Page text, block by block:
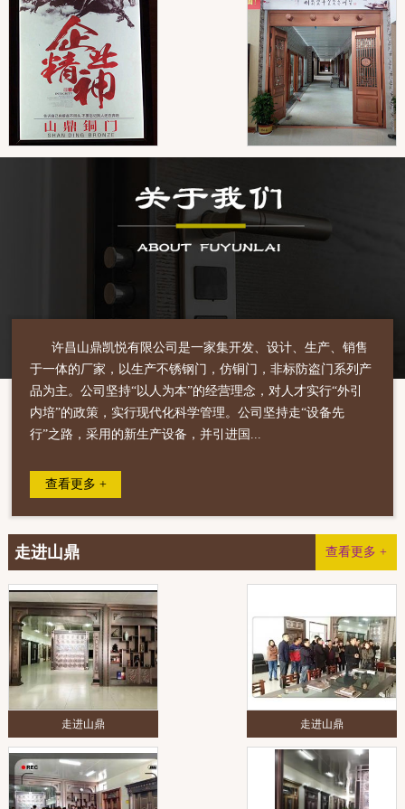
许昌山鼎凯悦有限公司是一家集开发、设计、生产、销售
于一体的厂家，以生产不锈钢门，仿铜门，非标防盗门系列产
品为主。公司坚持“以人为本”的经营理念，对人才实行“外引
内培”的政策，实行现代化科学管理。公司坚持走“设备先
行”之路，采用的新生产设备，并引进国...
查看更多 +
查看更多 +
走进山鼎
走进山鼎 走进山鼎